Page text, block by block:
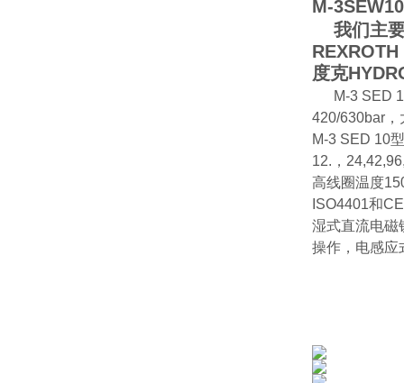
M-
我们主要
度克
M-3 SED
420/630bar，
M-3 SED 10
12.，
高线圈温度
ISO4401和
湿式直流电磁
操作，电感应